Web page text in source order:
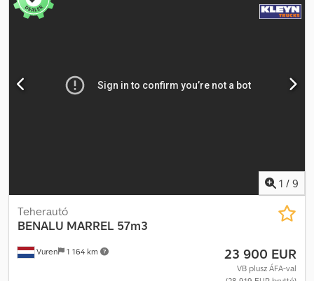
1 / 9
Vuren 1 164 km
Teherautó
BENALU MARREL 57m3
23 900 EUR
VB plusz ÁFA-val